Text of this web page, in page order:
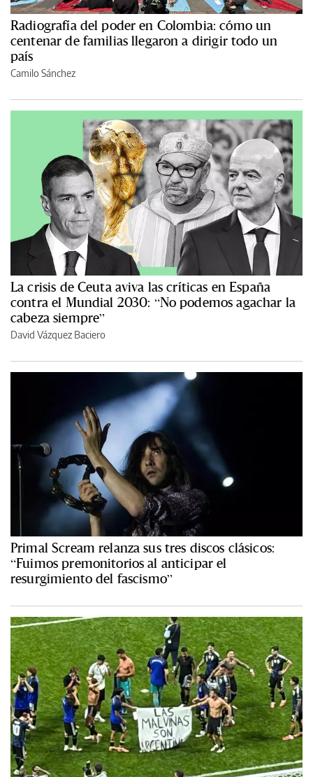
Radiografía del poder en Colombia: cómo un
centenar de familias llegaron a dirigir todo un
país
Camilo Sánchez
La crisis de Ceuta aviva las críticas en España
contra el Mundial 2030: “No podemos agachar la
cabeza siempre”
David Vázquez Baciero
Primal Scream relanza sus tres discos clásicos:
“Fuimos premonitorios al anticipar el
resurgimiento del fascismo”